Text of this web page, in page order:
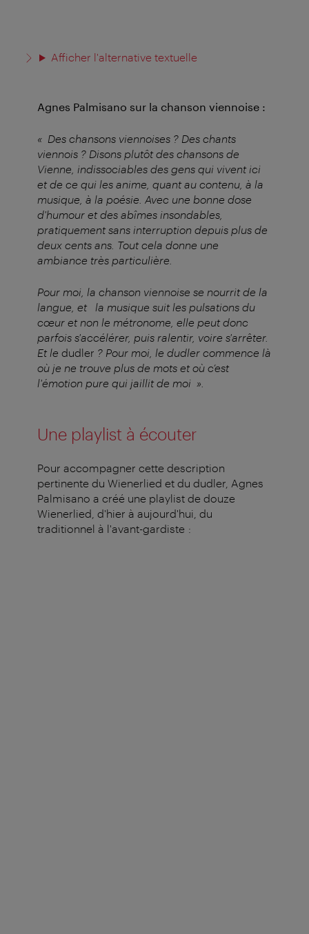
Afficher l'alternative textuelle
Agnes Palmisano sur la chanson viennoise :
« Des chansons viennoises ? Des chants
viennois ? Disons plutôt des chansons de
Vienne, indissociables des gens qui vivent ici
et de ce qui les anime, quant au contenu, à la
musique, à la poésie. Avec une bonne dose
d'humour et des abîmes insondables,
pratiquement sans interruption depuis plus de
deux cents ans. Tout cela donne une
ambiance très particulière.
Pour moi, la chanson viennoise se nourrit de la
langue, et la musique suit les pulsations du
cœur et non le métronome, elle peut donc
parfois s'accélérer, puis ralentir, voire s'arrêter.
Et le dudler ? Pour moi, le dudler commence là
où je ne trouve plus de mots et où c’est
l'émotion pure qui jaillit de moi ».
Une playlist à écouter
Pour accompagner cette description
pertinente du Wienerlied et du dudler, Agnes
Palmisano a créé une playlist de douze
Wienerlied, d'hier à aujourd'hui, du
traditionnel à l'avant-gardiste :